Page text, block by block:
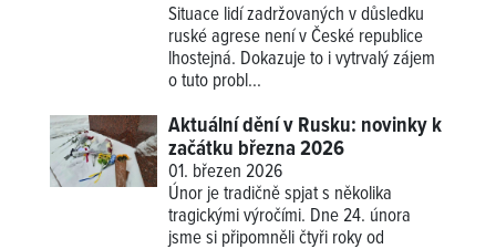
Situace lidí zadržovaných v důsledku
ruské agrese není v České republice
lhostejná. Dokazuje to i vytrvalý zájem
o tuto probl...
Aktuální dění v Rusku: novinky k
začátku března 2026
01. březen 2026
Únor je tradičně spjat s několika
tragickými výročími. Dne 24. února
jsme si připomněli čtyři roky od